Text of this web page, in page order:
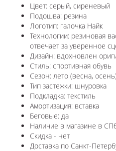
Цвет: серый, сиреневый
Подошва: резина
Логотип: галочка Найк
Технологии: резиновая
отвечает за уверенное
Дизайн: вдохновлен
Стиль: спортивная обувь
Сезон: лето (весна,
Тип застежки: шнуровка
Подкладка: текстиль
Амортизация: вставка
Беговые: да
Наличие в магазине в
Скидка - нет
Доставка по Санкт-